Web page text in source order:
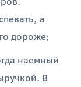
а
дороже;
наемный
В